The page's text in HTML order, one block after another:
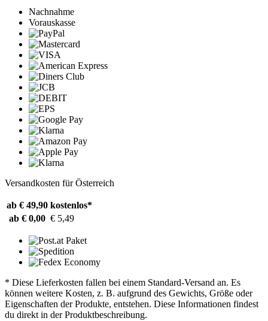
Nachnahme
Vorauskasse
Versandkosten für Österreich
ab € 49,90 kostenlos*
ab € 0,00 € 5,49
* Diese Lieferkosten fallen bei einem Standard-Versand an. Es
können weitere Kosten, z. B. aufgrund des Gewichts, Größe oder
Eigenschaften der Produkte, entstehen. Diese Informationen findest
du direkt in der Produktbeschreibung.